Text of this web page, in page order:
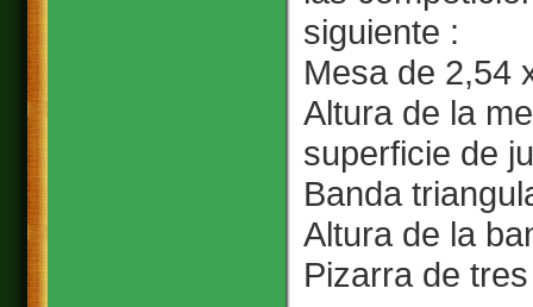
siguiente :
Mesa de 2,54
Altura de la
superficie de
Banda
Altura de la
Pizarra de